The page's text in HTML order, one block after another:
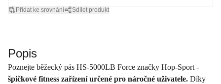
Přidat ke srovnání Sdílet produkt
Popis
Poznejte běžecký pás HS-5000LB Force značky Hop-Sport -
špičkové fitness zařízení určené pro náročné uživatele. Díky